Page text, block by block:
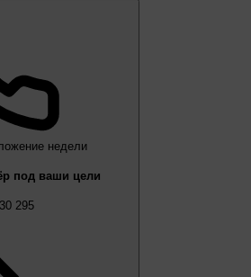
недели
под ваши цели
295